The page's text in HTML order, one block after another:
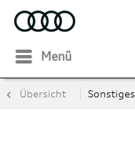
Menü
Übersicht Sonstiges